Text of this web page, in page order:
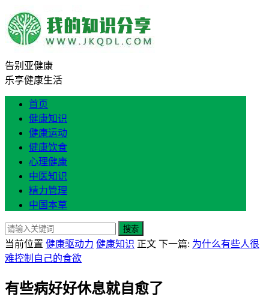
告别亚健康
乐享健康生活
首页
健康知识
健康运动
健康饮食
心理健康
中医知识
精力管理
中国本草
搜索
当前位置 健康驱动力 健康知识 正文 下一篇: 为什么有些人很
难控制自己的食欲
有些病好好休息就自愈了